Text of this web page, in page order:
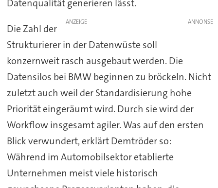
Datenqualität generieren lässt.
ANZEIGE
Die Zahl der
Strukturierer in der Datenwüste soll
konzernweit rasch ausgebaut werden. Die
Datensilos bei BMW beginnen zu bröckeln. Nicht
zuletzt auch weil der Standardisierung hohe
Priorität eingeräumt wird. Durch sie wird der
Workflow insgesamt agiler. Was auf den ersten
Blick verwundert, erklärt Demtröder so:
Während im Automobilsektor etablierte
Unternehmen meist viele historisch